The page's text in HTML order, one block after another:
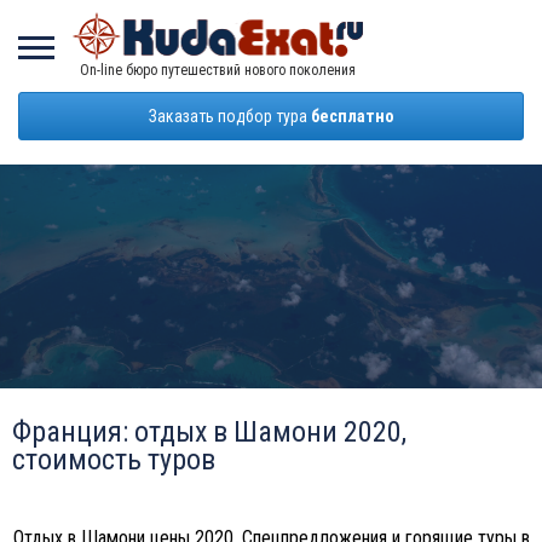
On-line бюро путешествий нового поколения
Заказать подбор тура бесплатно
Франция: отдых в Шамони 2020,
стоимость туров